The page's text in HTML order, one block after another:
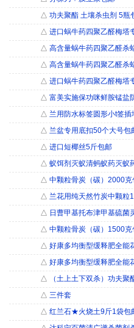
△ 功夫聚酯 土壤杀虫剂 5瓶
△ 进口蜗牛药四聚乙醛梅塔
△ 高含量蜗牛药四聚乙醛杀
△ 高含量蜗牛药四聚乙醛杀
△ 进口蜗牛药四聚乙醛梅塔
△ 富美实施保功咪鲜胺锰盐
△ 兰用防水标签圆形小t签
△ 兰盆专用底扣50个大号包
△ 进口短椰丝5斤包邮
△ 蚁饵剂灭蚁清蚂蚁药灭蚁
△ 中颗粒骨炭（碳）2000克
△ 兰花用纯天然竹炭中颗粒
△ 日曹甲基托布津甲基硫菌
△ 中颗粒骨炭（碳）1500克
△ 好康多均衡型缓释肥全能
△ 好康多均衡型缓释肥全能
△ （土上土下双杀）功夫聚
△ 三件套
△ 红兰石★火烧土9斤1袋包